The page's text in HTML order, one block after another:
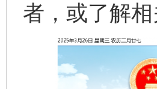
者，或了解